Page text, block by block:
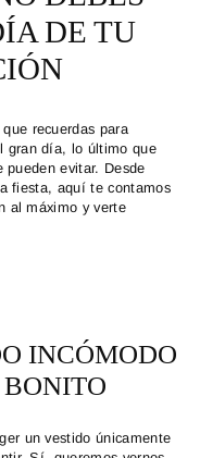
DE TU
recuerdas para
gran día, lo último que
pueden evitar. Desde
fiesta, aquí te contamos
al máximo y verte
INCÓMODO
BONITO
un vestido únicamente